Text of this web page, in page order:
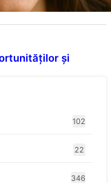
și
102
22
346